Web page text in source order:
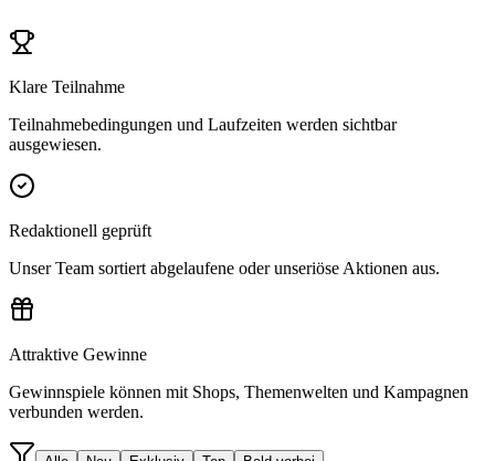
Klare Teilnahme
Teilnahmebedingungen und Laufzeiten werden sichtbar
ausgewiesen.
Redaktionell geprüft
Unser Team sortiert abgelaufene oder unseriöse Aktionen aus.
Attraktive Gewinne
Gewinnspiele können mit Shops, Themenwelten und Kampagnen
verbunden werden.